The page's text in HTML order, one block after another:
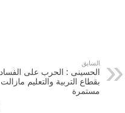
السابق
الحسينى : الحرب على الفساد
بقطاع التربية والتعليم مازالت
مستمرة